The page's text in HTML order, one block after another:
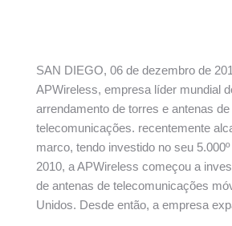
SAN DIEGO, 06 de dezembro de
APWireless, empresa líder mundial
arrendamento de torres e antenas de
telecomunicações. recentemente
marco, tendo investido no seu
2010, a APWireless começou a
de antenas de telecomunicações
Unidos. Desde então, a empresa